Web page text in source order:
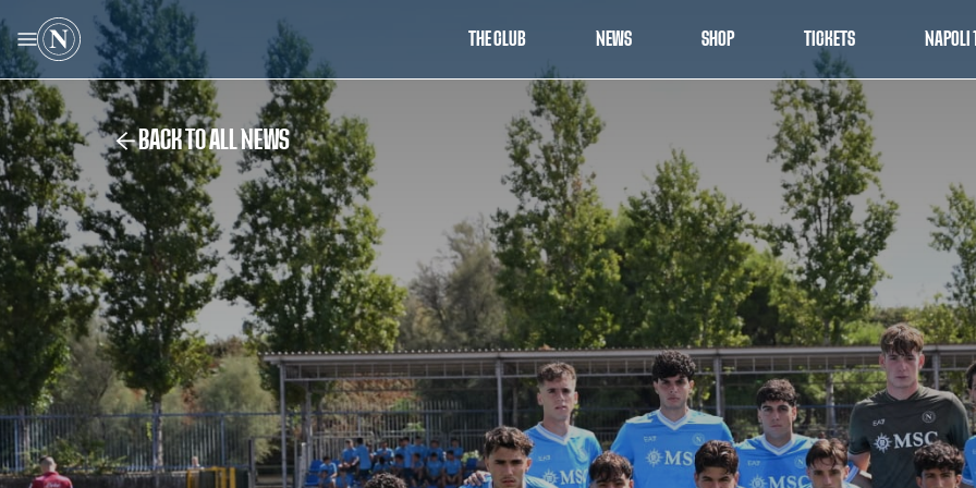
THE CLUB NEWS SHOP TICKETS NAPOLI
BACK TO ALL NEWS